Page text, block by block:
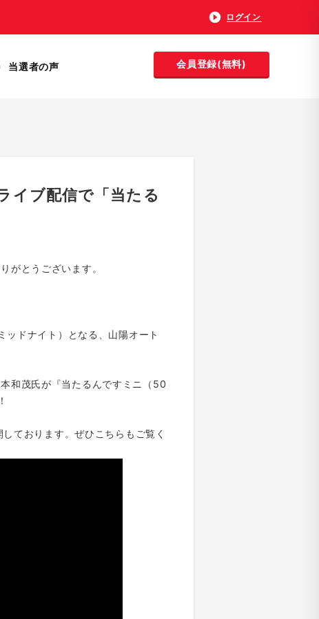
ログイン
当選者の声 会員登録(無料)
イブ配信で「当たる
がとうございます。
ドナイト）となる、山陽オート
和茂氏が『当たるんですミニ（50
ております。ぜひこちらもご覧く